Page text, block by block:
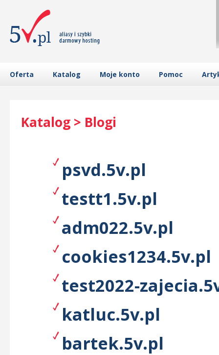
Oferta Katalog Moje konto Pomoc
Katalog > Blogi
psvd.5v.pl
testt1.5v.pl
adm022.5v.pl
cookies1234.5v.pl
test2022-
katluc.5v.pl
bartek.5v.pl